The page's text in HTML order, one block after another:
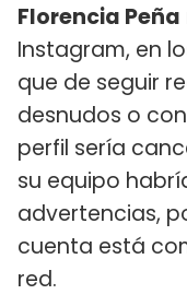
Florencia Peña
Instagram, en
que de seguir
desnudos o
perfil sería
su equipo
advertencias,
cuenta está
red.